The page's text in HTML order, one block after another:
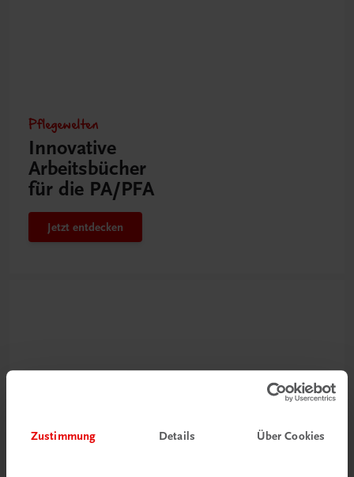
Zustimmung Details Über Cookies
Pflegewelten
Innovative
Arbeitsbücher
für die PA/PFA
Jetzt entdecken
Neu zur DigiBox